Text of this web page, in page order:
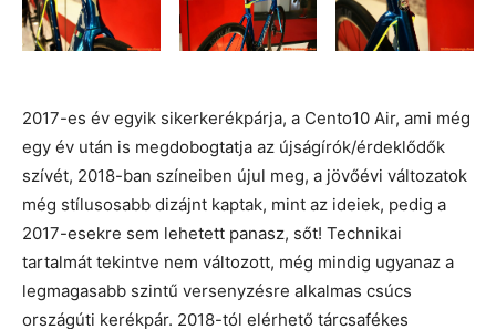
2017-es év egyik sikerkerékpárja, a Cento10 Air, ami még
egy év után is megdobogtatja az újságírók/érdeklődők
szívét, 2018-ban színeiben újul meg, a jövőévi változatok
még stílusosabb dizájnt kaptak, mint az ideiek, pedig a
2017-esekre sem lehetett panasz, sőt! Technikai
tartalmát tekintve nem változott, még mindig ugyanaz a
legmagasabb szintű versenyzésre alkalmas csúcs
országúti kerékpár. 2018-tól elérhető tárcsafékes